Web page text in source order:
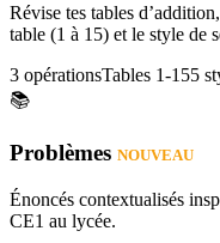
Révise tes tables
table (1 à 15) et le style de
3 opérationsTables 1-155
📚
Problèmes NOUVEAU
Énoncés contextualisés
CE1 au lycée.